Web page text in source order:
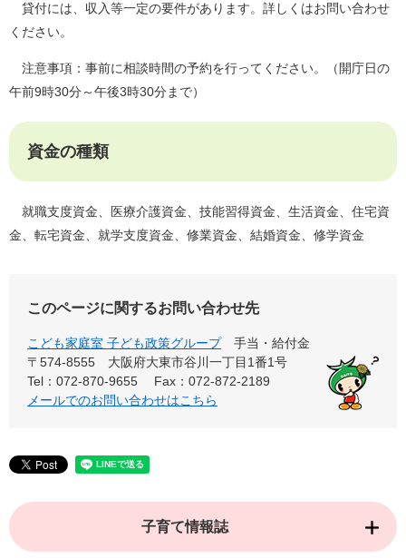
貸付には、収入等一定の要件があります。詳しくはお問い合わせ
ください。
注意事項：事前に相談時間の予約を行ってください。（開庁日の
午前9時30分～午後3時30分まで）
資金の種類
就職支度資金、医療介護資金、技能習得資金、生活資金、住宅資
金、転宅資金、就学支度資金、修業資金、結婚資金、修学資金
このページに関するお問い合わせ先
こども家庭室 子ども政策グループ
手当・給付金
〒574-8555
大阪府大東市谷川一丁目1番1号
Tel：072-870-9655
Fax：072-872-2189
メールでのお問い合わせはこちら
子育て情報誌